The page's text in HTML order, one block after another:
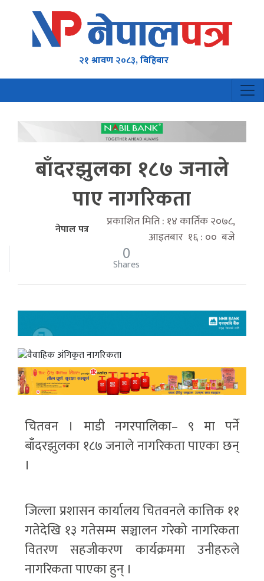
२१ श्रावण २०८३, बिहिबार
बाँदरझुलका १८७ जनाले
पाए नागरिकता
नेपाल पत्र
प्रकाशित मिति : १४ कार्तिक २०७८,
आइतबार १६ : ०० बजे
0
Shares
चितवन । माडी नगरपालिका– ९ मा पर्ने
बाँदरझुलका १८७ जनाले नागरिकता पाएका छन्
।
जिल्ला प्रशासन कार्यालय चितवनले कात्तिक ११
गतेदेखि १३ गतेसम्म सञ्चालन गरेको नागरिकता
वितरण सहजीकरण कार्यक्रममा उनीहरुले
नागरिकता पाएका हुन् ।